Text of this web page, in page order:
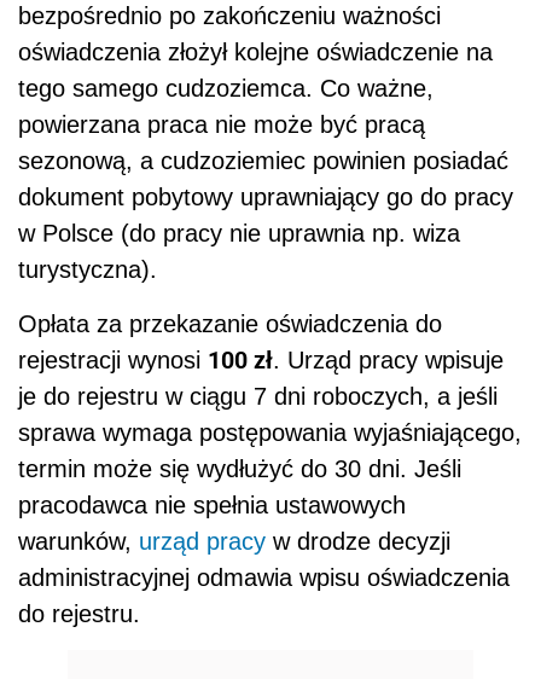
bezpośrednio po zakończeniu ważności
oświadczenia złożył kolejne oświadczenie na
tego samego cudzoziemca. Co ważne,
powierzana praca nie może być pracą
sezonową, a cudzoziemiec powinien posiadać
dokument pobytowy uprawniający go do pracy
w Polsce (do pracy nie uprawnia np. wiza
turystyczna).
Opłata za przekazanie oświadczenia do
rejestracji wynosi 100 zł. Urząd pracy wpisuje
je do rejestru w ciągu 7 dni roboczych, a jeśli
sprawa wymaga postępowania wyjaśniającego,
termin może się wydłużyć do 30 dni. Jeśli
pracodawca nie spełnia ustawowych
warunków, urząd pracy w drodze decyzji
administracyjnej odmawia wpisu oświadczenia
do rejestru.